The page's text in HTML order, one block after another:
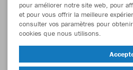
pour améliorer notre site web, pour
et pour vous offrir la meilleure
consulter vos paramètres pour
cookies que nous utilisons.